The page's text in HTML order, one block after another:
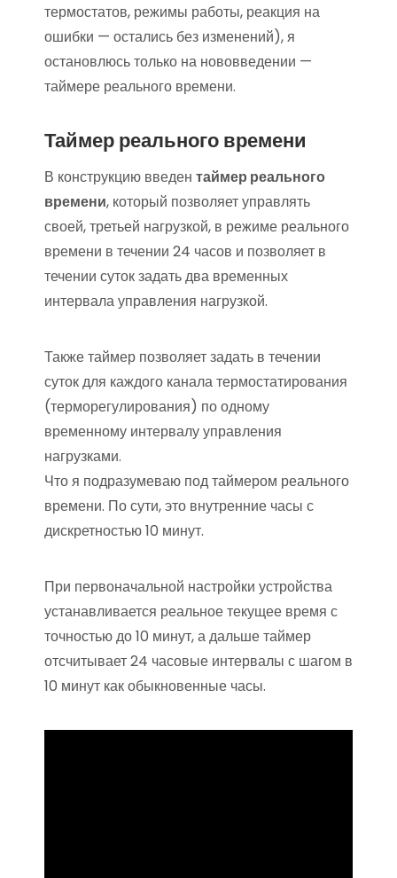
термостатов, режимы работы, реакция на
ошибки — остались без изменений), я
остановлюсь только на нововведении —
таймере реального времени.
Таймер реального времени
В конструкцию введен таймер реального
времени, который позволяет управлять
своей, третьей нагрузкой, в режиме реального
времени в течении 24 часов и позволяет в
течении суток задать два временных
интервала управления нагрузкой.
Также таймер позволяет задать в течении
суток для каждого канала термостатирования
(терморегулирования) по одному
временному интервалу управления
нагрузками.
Что я подразумеваю под таймером реального
времени. По сути, это внутренние часы с
дискретностью 10 минут.
При первоначальной настройки устройства
устанавливается реальное текущее время с
точностью до 10 минут, а дальше таймер
отсчитывает 24 часовые интервалы с шагом в
10 минут как обыкновенные часы.